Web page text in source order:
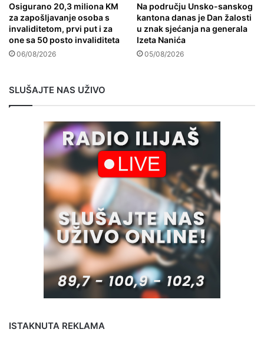
Osigurano 20,3 miliona KM
za zapošljavanje osoba s
invaliditetom, prvi put i za
one sa 50 posto invaliditeta
06/08/2026
Na području Unsko-sanskog
kantona danas je Dan žalosti
u znak sjećanja na generala
Izeta Nanića
05/08/2026
SLUŠAJTE NAS UŽIVO
ISTAKNUTA REKLAMA